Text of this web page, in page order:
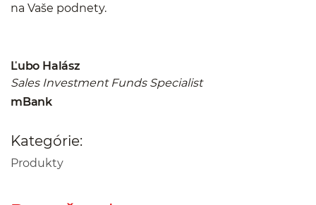
na Vaše podnety.
Ľubo Halász
Sales Investment Funds Specialist
mBank
Kategórie:
Produkty